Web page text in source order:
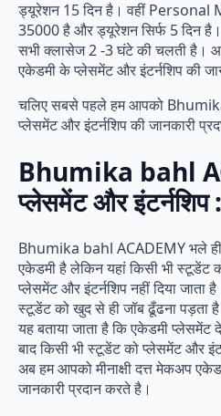
ड्यूरेशन 15 दिन है। वहीं
35000 है और ड्यूरेशन सिर्फ 5 दिन है।
सभी क्लासेज 2 -3 घंटे की चलती है।
एकेडमी के प्लेसमेंट और इंटर्नशिप की
चलिए सबसे पहले हम आपको
प्लेसमेंट और इंटर्नशिप की जानकारी
Bhumika bahl
प्लेसमेंट और इंटर्नशिप
Bhumika bahl ACADEMY भले
एकेडमी है लेकिन यहां किसी भी स्टूडेंट
प्लेसमेंट और इंटर्नशिप नहीं दिया जाता
स्टूडेंट को खुद से ही जॉब ढूँढना
यह बताया जाता है कि एकेडमी प्लेसमेंट
बाद किसी भी स्टूडेंट को प्लेसमेंट और
अब हम आपको मीनाक्षी दत्त मेकअप
जानकारी प्रदान करते है।